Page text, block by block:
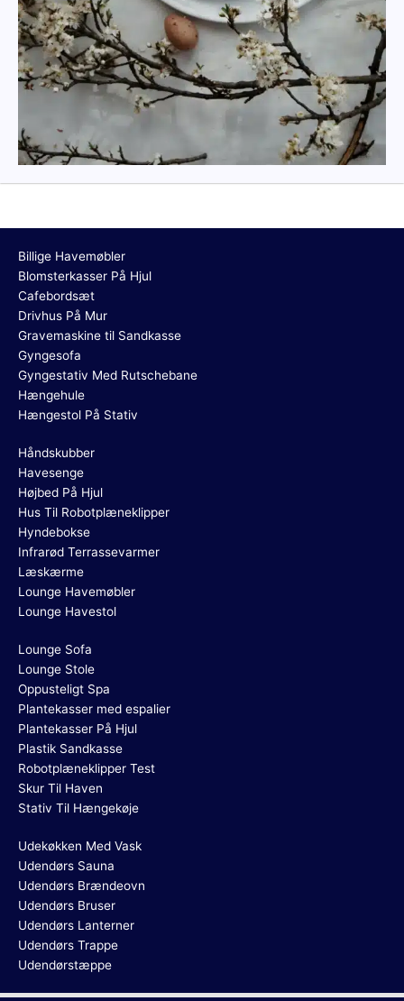
Billige Havemøbler
Blomsterkasser På Hjul
Cafebordsæt
Drivhus På Mur
Gravemaskine til Sandkasse
Gyngesofa
Gyngestativ Med Rutschebane
Hængehule
Hængestol På Stativ
Håndskubber
Havesenge
Højbed På Hjul
Hus Til Robotplæneklipper
Hyndebokse
Infrarød Terrassevarmer
Læskærme
Lounge Havemøbler
Lounge Havestol
Lounge Sofa
Lounge Stole
Oppusteligt Spa
Plantekasser med espalier
Plantekasser På Hjul
Plastik Sandkasse
Robotplæneklipper Test
Skur Til Haven
Stativ Til Hængekøje
Udekøkken Med Vask
Udendørs Sauna
Udendørs Brændeovn
Udendørs Bruser
Udendørs Lanterner
Udendørs Trappe
Udendørstæppe